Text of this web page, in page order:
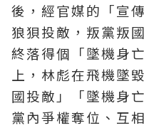
後，經官媒的「宣
狼狽投敵，叛黨叛
終落得個「墜機身
上，林彪在飛機墜
國投敵」「墜機身
黨內爭權奪位、互